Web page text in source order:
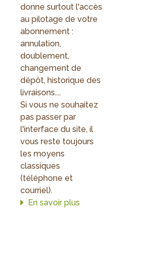
donne surtout l'accès
au pilotage de votre
abonnement :
annulation,
doublement,
changement de
dépôt, historique des
livraisons....
Si vous ne souhaitez
pas passer par
l'interface du site, il
vous reste toujours
les moyens
classiques
(téléphone et
courriel).
En savoir plus